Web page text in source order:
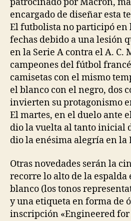
encargado de diseñar esta
El futbolista no participó en
fechas debido a una lesión
en la Serie A contra el A. C.
campeones del fútbol
camisetas con el mismo
el blanco con el negro, dos
invierten su protagonismo
El martes, en el duelo ante
dio la vuelta al tanto inicial
dio la enésima alegría en la
Otras novedades serán la
recorre lo alto de la espalda
blanco (los tonos
y una etiqueta en forma de
inscripción «Engineered